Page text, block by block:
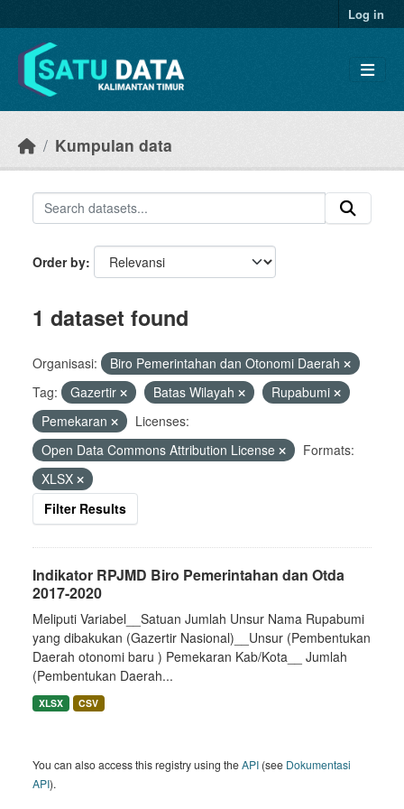
Log in
Kumpulan data
Order by
1 dataset found
Organisasi:
Biro Pemerintahan dan Otonomi Daerah
Tag:
Gazertir Batas Wilayah
Rupabumi
Pemekaran
Licenses:
Open Data Commons Attribution License
Formats:
XLSX
Filter Results
Indikator RPJMD Biro Pemerintahan dan Otda
2017-2020
Meliputi Variabel__Satuan Jumlah Unsur Nama Rupabumi
yang dibakukan (Gazertir Nasional)__Unsur (Pembentukan
Daerah otonomi baru ) Pemekaran Kab/Kota__ Jumlah
(Pembentukan Daerah...
XLSX CSV
You can also access this registry using theAPI (see Dokumentasi
API).